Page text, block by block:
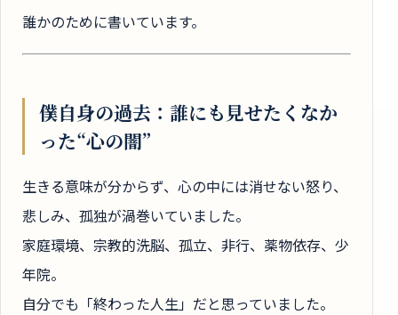
誰かのために書いています。
僕自身の過去：誰にも見せたくなか
った“心の闇”
生きる意味が分からず、心の中には消せない怒り、
悲しみ、孤独が渦巻いていました。
家庭環境、宗教的洗脳、孤立、非行、薬物依存、少
年院。
自分でも「終わった人生」だと思っていました。